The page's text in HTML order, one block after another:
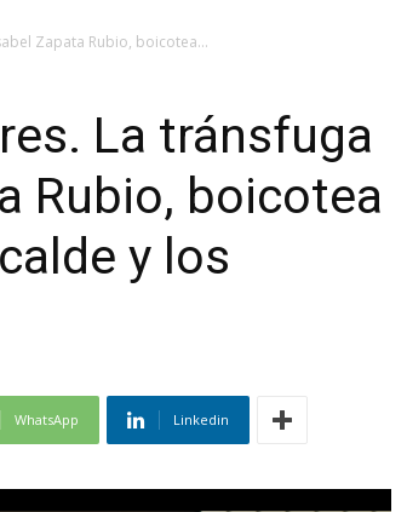
Zapata Rubio, boicotea...
La tránsfuga
Rubio, boicotea
y los
WhatsApp Linkedin